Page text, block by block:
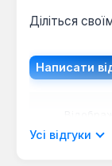
Діліться
Написати
мовою.
Усі відгуки